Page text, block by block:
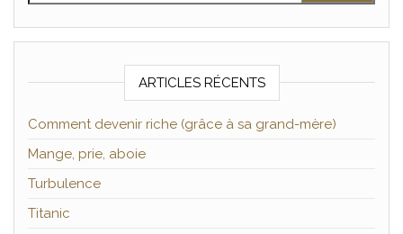
ARTICLES RÉCENTS
Comment devenir riche (grâce à sa grand-mère)
Mange, prie, aboie
Turbulence
Titanic